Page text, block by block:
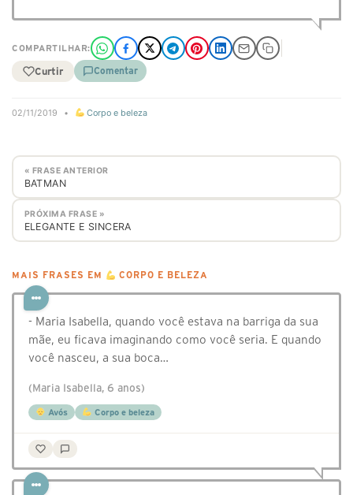
COMPARTILHAR:
Curtir Comentar
02/11/2019 • Corpo e beleza
« FRASE ANTERIOR
BATMAN
PRÓXIMA FRASE »
ELEGANTE E SINCERA
MAIS FRASES EM CORPO E BELEZA
- Maria Isabella, quando você estava na barriga da sua
mãe, eu ficava imaginando como você seria. E quando
você nasceu, a sua boca…
(Maria Isabella, 6 anos)
Avós Corpo e beleza